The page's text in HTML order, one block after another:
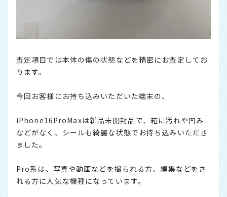
査定項目では本体の傷の状態などを精密にお査定してお
ります。
今回お客様にお持ち込みいただいた端末の、
iPhone16ProMaxは新品未開封品で、箱に汚れや凹み
などがなく、シールも綺麗な状態でお持ち込みいただき
ました。
Pro系は、写真や動画などを撮られる方、編集などをさ
れる方に人気な機種になっています。